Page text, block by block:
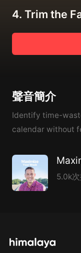
4. Trim the
聲音簡介
Identify time-
calendar without
5.0k